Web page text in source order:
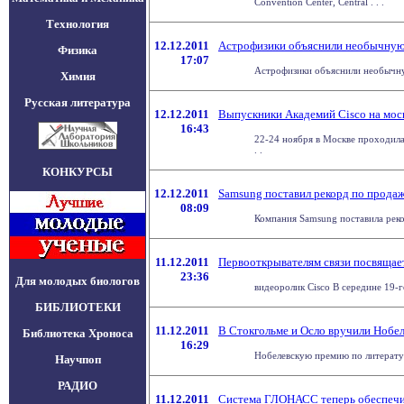
Технология
Физика
Химия
Русская литература
КОНКУРСЫ
Для молодых биологов
БИБЛИОТЕКИ
Библиотека Хроноса
Научпоп
РАДИО
12.12.2011
17:07
Астрофизики объяснили
Астрофизики объяснили
12.12.2011
16:43
Выпускники Академий Cisco на
22-24 ноября в Москве
12.12.2011
08:09
Samsung поставил рекорд по
Компания Samsung поставила
11.12.2011
23:36
Первооткрывателям связи
видеоролик Cisco В середине 19-
11.12.2011
16:29
В Стокгольме и Осло вручили
Нобелевскую премию по
11.12.2011 Система ГЛОНАСС теперь